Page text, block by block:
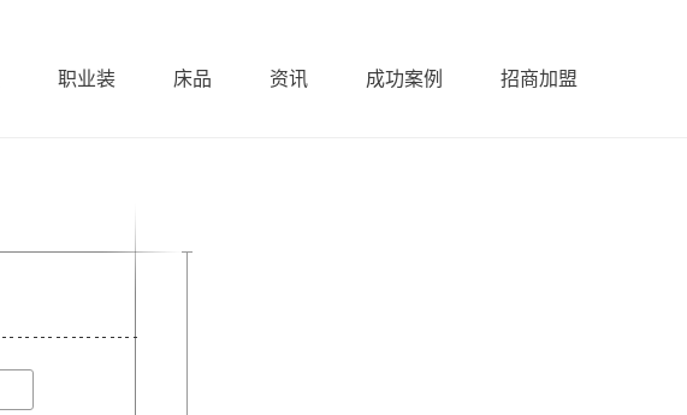
职业装 床品 资讯 成功案例 招商加盟